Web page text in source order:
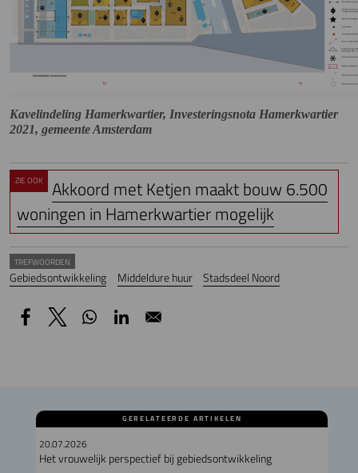
Kavelindeling Hamerkwartier, Investeringsnota Hamerkwartier
2021, gemeente Amsterdam
ZIE OOK
Akkoord met Ketjen maakt bouw 6.500
woningen in Hamerkwartier mogelijk
TREFWOORDEN
Gebiedsontwikkeling Middeldure huur Stadsdeel Noord
GERELATEERDE ARTIKELEN
20.07.2026
Het vrouwelijk perspectief bij gebiedsontwikkeling